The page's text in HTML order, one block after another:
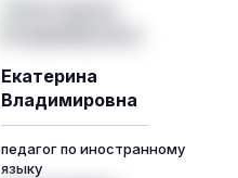
Екатерина
Владимировна
педагог по иностранному
языку